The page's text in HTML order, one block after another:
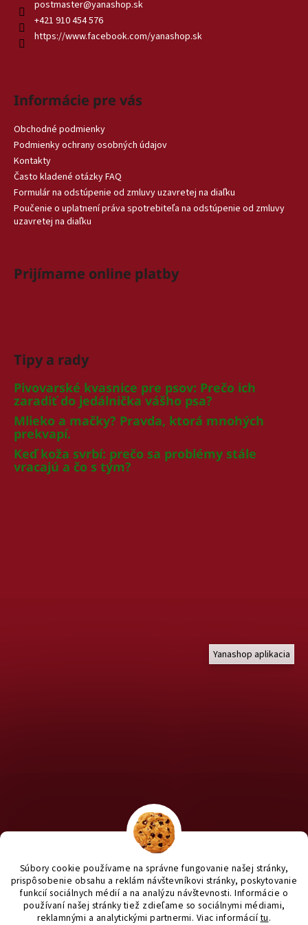
Súbory cookie používame na správne fungovanie našej stránky,
prispôsobenie obsahu a reklám návštevníkovi stránky, poskytovanie
funkcií sociálnych médií a na analýzu návštevnosti. Informácie o
používaní našej stránky tiež zdieľame so sociálnymi médiami,
reklamnými a analytickými partnermi. Viac informáciítu.
postmaster@yanashop.sk
+421 910 454 576
https://www.facebook.com/yanashop.sk
Informácie pre vás
Obchodné podmienky
Podmienky ochrany osobných údajov
Kontakty
Často kladené otázky FAQ
Formulár na odstúpenie od zmluvy uzavretej na diaľku
Poučenie o uplatnení práva spotrebiteľa na odstúpenie od zmluvy
uzavretej na diaľku
Prijímame online platby
Tipy a rady
Pivovarské kvasnice pre psov: Prečo ich
zaradiť do jedálnička vášho psa?
Mlieko a mačky? Pravda, ktorá mnohých
prekvapí.
Keď koža svrbí: prečo sa problémy stále
vracajú a čo s tým?
Yanashop aplikacia
Chcete nakúpiť pre útulky? Kliknite TU na náš útulkový eshop a
staň sa anjelom pre útulkáčov ♥